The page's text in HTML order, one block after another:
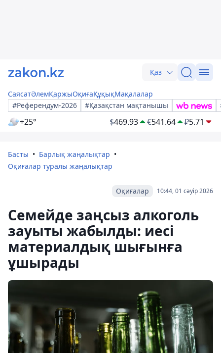
Қаз
СаясатӘлемҚаржыОқиғаҚұқықМақалалар
#Референдум-2026
#Қазақстан мақтанышы
+25° $469.93 €541.64 ₽5.71
Басты
Барлық жаңалықтар
Оқиғалар туралы жаңалықтар
10:44, 01 сәуір 2026
Оқиғалар
Семейде заңсыз алкоголь
зауыты жабылды: иесі
материалдық шығынға
ұшырады